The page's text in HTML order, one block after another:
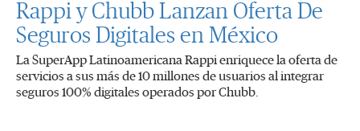
Rappi y Chubb Lanzan Oferta De
Seguros Digitales en México
La SuperApp Latinoamericana Rappi enriquece la oferta de
servicios a sus más de 10 millones de usuarios al integrar
seguros 100% digitales operados por Chubb.